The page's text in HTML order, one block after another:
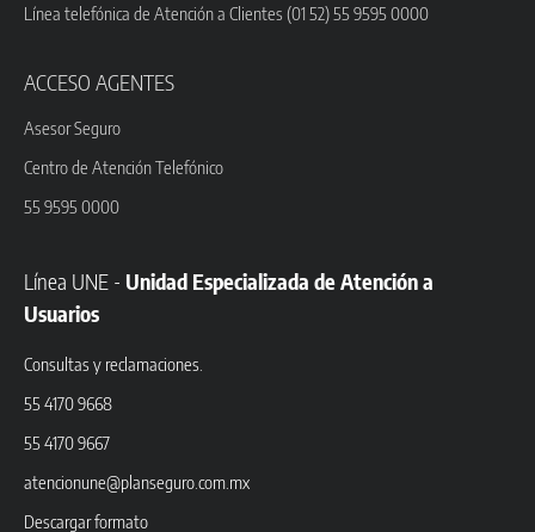
Línea telefónica de Atención a Clientes (01 52) 55 9595 0000
ACCESO AGENTES
Asesor Seguro
Centro de Atención Telefónico
55 9595 0000
Línea UNE - Unidad Especializada de Atención a
Usuarios
Consultas y reclamaciones.
55 4170 9668
55 4170 9667
atencionune@planseguro.com.mx
Descargar formato